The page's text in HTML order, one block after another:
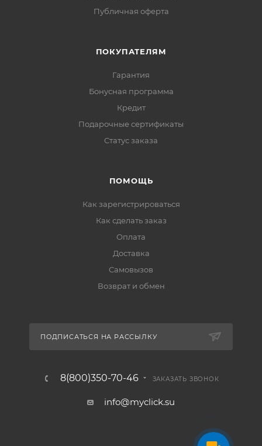
Публичная оферта
ПОКУПАТЕЛЯМ
Гарантия
Бонусная программа
Кредит
Подарочные сертификаты
Статус заказа
ПОМОЩЬ
Как зарегистрироваться
Как сделать заказ
Оплата
Доставка
Самовызов
Возврат и обмен
ПОДПИСАТЬСЯ НА РАССЫЛКУ
8(800)350-70-46 ЗАКАЗАТЬ ЗВОНОК
info@myclick.su